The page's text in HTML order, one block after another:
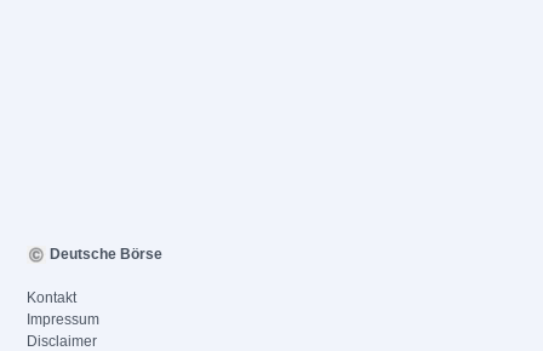
Deutsche Börse
Kontakt
Impressum
Disclaimer